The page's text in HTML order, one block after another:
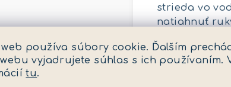
web používa súbory cookie. Ďalším
vyjadrujete súhlas s ich používaním.
tu.
strieda vo
natiahnuť
„malého
otecka.
na telebábiky
otočení